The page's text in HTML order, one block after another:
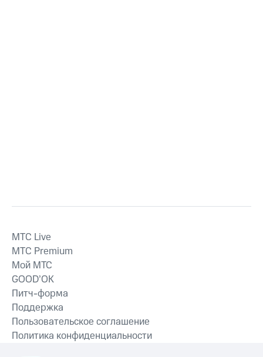
MTС Live
MTС Premium
Мой МТС
GOOD’OK
Питч-форма
Поддержка
Пользовательское соглашение
Политика конфиденциальности